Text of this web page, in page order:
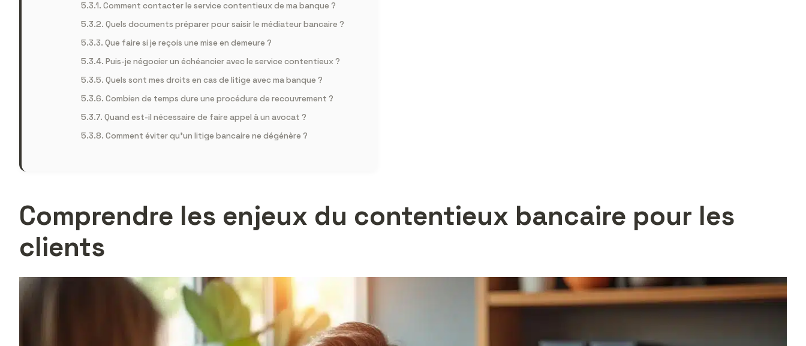
Comment contacter le service contentieux de ma banque ?
Quels documents préparer pour saisir le médiateur bancaire ?
Que faire si je reçois une mise en demeure ?
Puis-je négocier un échéancier avec le service contentieux ?
Quels sont mes droits en cas de litige avec ma banque ?
Combien de temps dure une procédure de recouvrement ?
Quand est-il nécessaire de faire appel à un avocat ?
Comment éviter qu’un litige bancaire ne dégénère ?
Comprendre les enjeux du contentieux bancaire pour les
clients